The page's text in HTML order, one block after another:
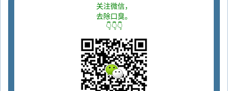
关注微信，
去除口臭。
👇👇👇